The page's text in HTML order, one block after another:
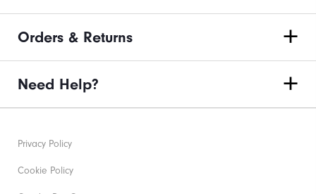
Orders & Returns
Need Help?
Privacy Policy
Cookie Policy